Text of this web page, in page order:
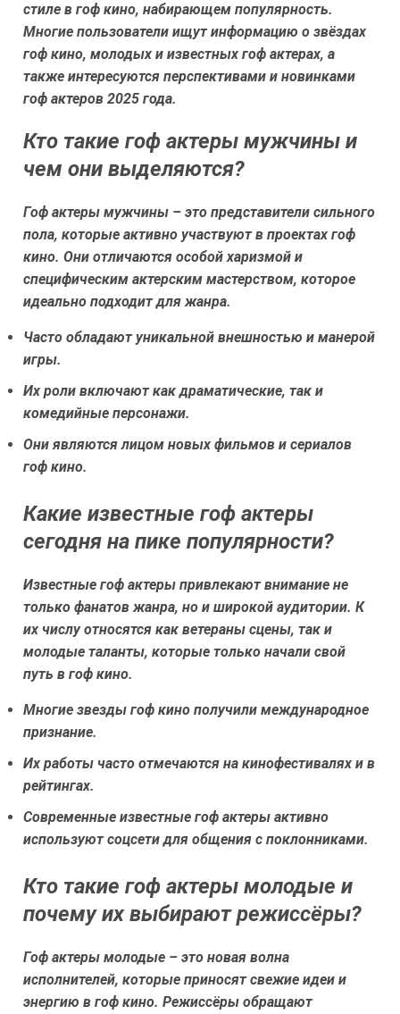
стиле в гоф кино, набирающем популярность.
Многие пользователи ищут информацию о звёздах
гоф кино, молодых и известных гоф актерах, а
также интересуются перспективами и новинками
гоф актеров 2025 года.
Кто такие гоф актеры мужчины и
чем они выделяются?
Гоф актеры мужчины – это представители сильного
пола, которые активно участвуют в проектах гоф
кино. Они отличаются особой харизмой и
специфическим актерским мастерством, которое
идеально подходит для жанра.
Часто обладают уникальной внешностью и манерой
игры.
Их роли включают как драматические, так и
комедийные персонажи.
Они являются лицом новых фильмов и сериалов
гоф кино.
Какие известные гоф актеры
сегодня на пике популярности?
Известные гоф актеры привлекают внимание не
только фанатов жанра, но и широкой аудитории. К
их числу относятся как ветераны сцены, так и
молодые таланты, которые только начали свой
путь в гоф кино.
Многие звезды гоф кино получили международное
признание.
Их работы часто отмечаются на кинофестивалях и в
рейтингах.
Современные известные гоф актеры активно
используют соцсети для общения с поклонниками.
Кто такие гоф актеры молодые и
почему их выбирают режиссёры?
Гоф актеры молодые – это новая волна
исполнителей, которые приносят свежие идеи и
энергию в гоф кино. Режиссёры обращают